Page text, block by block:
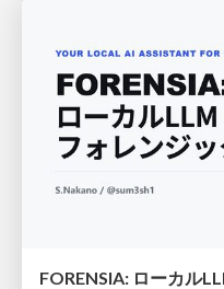
FORENSIA: ローカル